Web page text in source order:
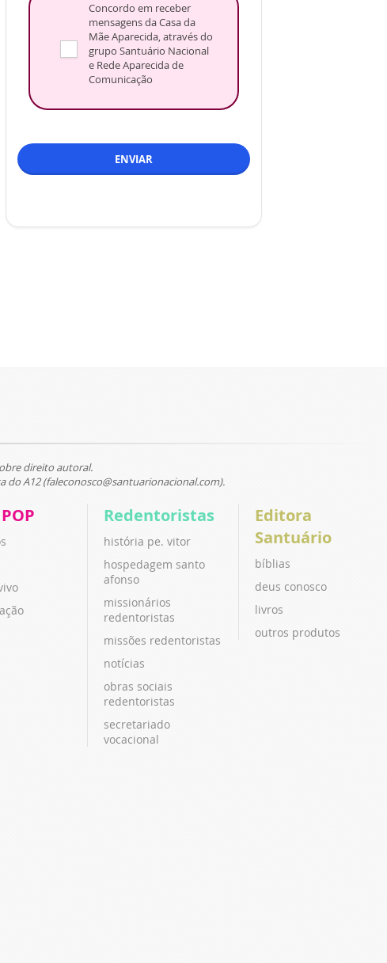
Concordo em receber
mensagens da Casa da
Mãe Aparecida, através do
grupo Santuário Nacional
e Rede Aparecida de
Comunicação
ENVIAR
direito autoral.
A12 (faleconosco@santuarionacional.com).
Redentoristas
história pe. vitor
hospedagem santo
afonso
missionários
redentoristas
missões redentoristas
notícias
obras sociais
redentoristas
secretariado
vocacional
Editora
Santuário
bíblias
deus conosco
livros
outros produtos